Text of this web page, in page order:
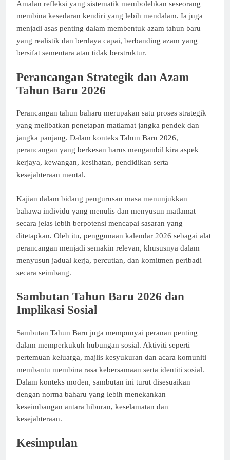
Amalan refleksi yang sistematik membolehkan seseorang
membina kesedaran kendiri yang lebih mendalam. Ia juga
menjadi asas penting dalam membentuk azam tahun baru
yang realistik dan berdaya capai, berbanding azam yang
bersifat sementara atau tidak berstruktur.
Perancangan Strategik dan Azam
Tahun Baru 2026
Perancangan tahun baharu merupakan satu proses strategik
yang melibatkan penetapan matlamat jangka pendek dan
jangka panjang. Dalam konteks Tahun Baru 2026,
perancangan yang berkesan harus mengambil kira aspek
kerjaya, kewangan, kesihatan, pendidikan serta
kesejahteraan mental.
Kajian dalam bidang pengurusan masa menunjukkan
bahawa individu yang menulis dan menyusun matlamat
secara jelas lebih berpotensi mencapai sasaran yang
ditetapkan. Oleh itu, penggunaan kalendar 2026 sebagai alat
perancangan menjadi semakin relevan, khususnya dalam
menyusun jadual kerja, percutian, dan komitmen peribadi
secara seimbang.
Sambutan Tahun Baru 2026 dan
Implikasi Sosial
Sambutan Tahun Baru juga mempunyai peranan penting
dalam memperkukuh hubungan sosial. Aktiviti seperti
pertemuan keluarga, majlis kesyukuran dan acara komuniti
membantu membina rasa kebersamaan serta identiti sosial.
Dalam konteks moden, sambutan ini turut disesuaikan
dengan norma baharu yang lebih menekankan
keseimbangan antara hiburan, keselamatan dan
kesejahteraan.
Kesimpulan